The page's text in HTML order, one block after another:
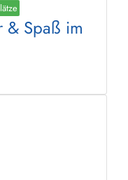
& Spaß im